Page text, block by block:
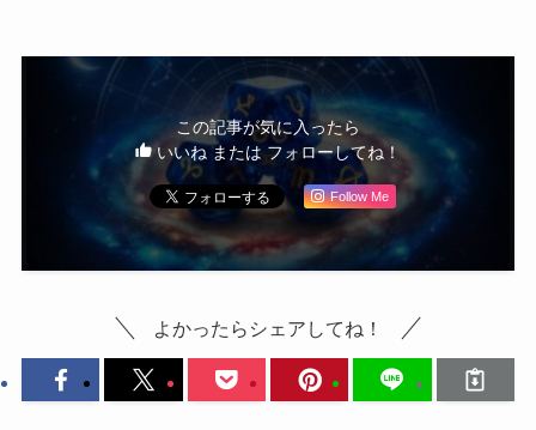
この記事が気に入ったら
いいね または フォローしてね！
Follow Me
よかったらシェアしてね！